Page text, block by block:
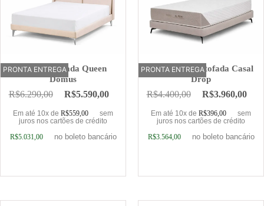
OFERTA
PRONTA ENTREGA
Cama Estofada Queen
Domus
R$6.290,00 R$5.590,00
Em até 10x de R$559,00
sem
juros nos cartões de crédito
R$5.031,00 no boleto bancário
PRONTA ENTREGA
Base Cama Estofada Casal
Drop
R$4.400,00 R$3.960,00
Em até 10x de R$396,00
sem
juros nos cartões de crédito
R$3.564,00 no boleto bancário